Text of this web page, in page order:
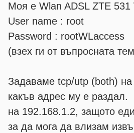
Моя е Wlan ADSL ZTE 531
User name : root
Password : rootWLaccess
(взех ги от въпросната
Задаваме tcp/utp (both) на
какъв адрес му е
на 192.168.1.2, защото
за да мога да влизам